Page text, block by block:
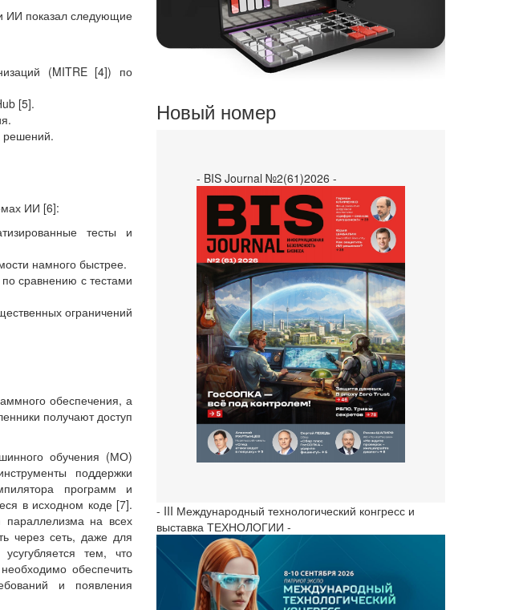
ИИ показал следующие
(MITRE [4]) по
[5].
решений.
ИИ [6]:
тесты и
намного быстрее.
сравнению с тестами
ограничений
обеспечения, а
получают доступ
обучения (МО)
поддержки
программ и
в исходном коде [7].
на всех
через сеть, даже для
тем, что
обеспечить
и появления
Новый номер
- BIS Journal №2(61)2026 -
- III Международный технологический конгресс и
выставка ТЕХНОЛОГИИ -